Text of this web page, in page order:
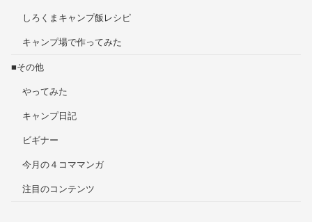
しろくまキャンプ飯レシピ
キャンプ場で作ってみた
■その他
やってみた
キャンプ日記
ビギナー
今月の４コママンガ
注目のコンテンツ